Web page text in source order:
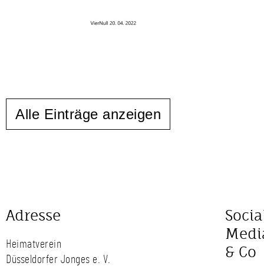
Alle Einträge anzeigen
Adresse
Heimatverein
Düsseldorfer Jonges e. V.
& Co